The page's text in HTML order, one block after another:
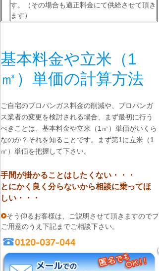
す。（その場合も適正料金にて供給させて頂き
ます）
基本料金や立米（1
㎥）単価の計算方法
ご自宅のプロパンガス料金の削減や、プロパンガ
ス業者の変更を検討される場合、まず最初に行う
べきことは、基本料金や立米（1㎥）単価がいくら
なのか？それを知ることです。まず第1に立米（1
㎥）単価を把握して下さい。
手間が掛かることはしたくない・・・
とにかく良く分らないから相談に乗ってほ
しい・・・
そう仰るお客様は、ご説明させて頂きますので
ご用意のうえ下記までご相談下さい。